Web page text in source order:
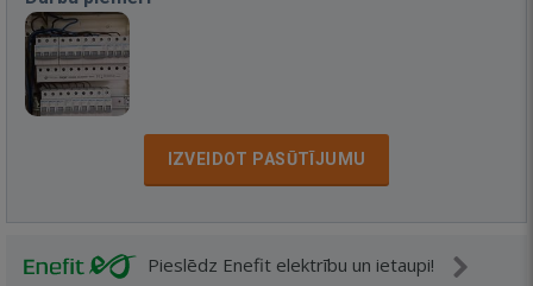
IZVEIDOT PASŪTĪJUMU
Pieslēdz Enefit elektrību un ietaupi!